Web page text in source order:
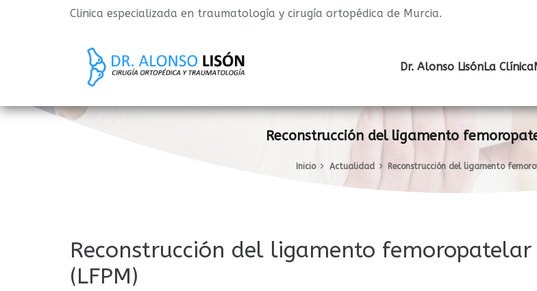
Clinica especializada en traumatología y cirugía ortopédica de Murcia.
Dr. Alonso LisónLa Clínica
Reconstrucción del ligamento
Inicio Actualidad Reconstrucción del ligamento
Reconstrucción del ligamento
(LFPM)